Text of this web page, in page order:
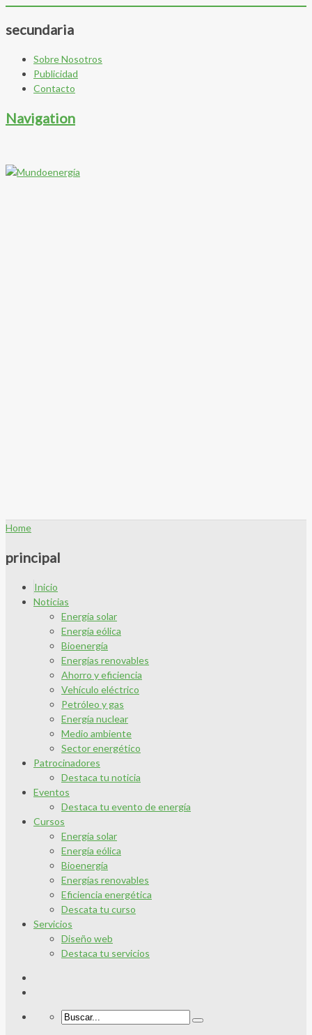
secundaria
Sobre Nosotros
Publicidad
Contacto
Navigation
Home
principal
Inicio
Noticias
Energía solar
Energía eólica
Bioenergía
Energías renovables
Ahorro y eficiencia
Vehículo eléctrico
Petróleo y gas
Energía nuclear
Medio ambiente
Sector energético
Patrocinadores
Destaca tu noticia
Eventos
Destaca tu evento de energía
Cursos
Energía solar
Energía eólica
Bioenergía
Energías renovables
Eficiencia energética
Descata tu curso
Servicios
Diseño web
Destaca tu servicios